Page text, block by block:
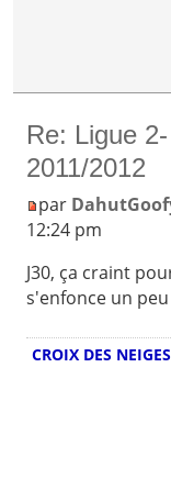
Re: Ligue
2011/2012
par
12:24 pm
J30, ça craint
s'enfonce un
CROIX DES NEIGES